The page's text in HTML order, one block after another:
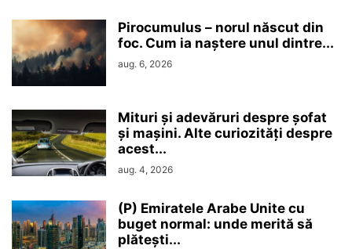
Pirocumulus – norul născut din
foc. Cum ia naștere unul dintre...
aug. 6, 2026
Mituri și adevăruri despre șofat
și mașini. Alte curiozități despre
acest...
aug. 4, 2026
(P) Emiratele Arabe Unite cu
buget normal: unde merită să
plătești...